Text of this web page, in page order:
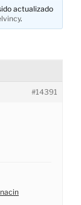
actualizado
.
#14391